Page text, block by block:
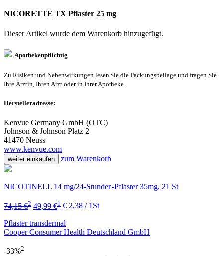
NICORETTE TX Pflaster 25 mg
Dieser Artikel wurde dem Warenkorb hinzugefügt.
Apothekenpflichtig
Zu Risiken und Nebenwirkungen lesen Sie die Packungsbeilage und fragen Sie
Ihre Ärztin, Ihren Arzt oder in Ihrer Apotheke.
Herstelleradresse:
Kenvue Germany GmbH (OTC)
Johnson & Johnson Platz 2
41470 Neuss
www.kenvue.com
weiter einkaufen zum Warenkorb
NICOTINELL 14 mg/24-Stunden-Pflaster 35mg, 21 St
74,15 €2 49,99 €1 € 2,38 / 1St
Pflaster transdermal
Cooper Consumer Health Deutschland GmbH
-33%2